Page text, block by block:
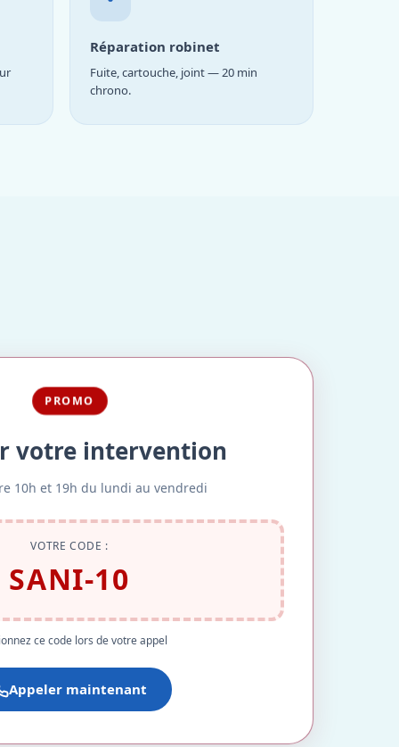
Réparation robinet
Fuite, cartouche, joint — 20 min
chrono.
PROMO
votre intervention
10h et 19h du lundi au vendredi
VOTRE CODE :
SANI-10
ce code lors de votre appel
Appeler maintenant